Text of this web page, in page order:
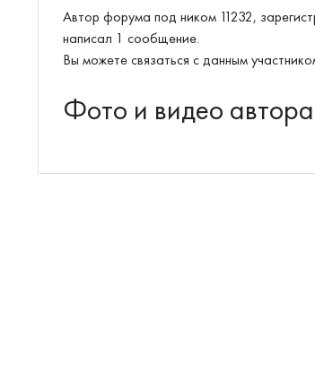
Автор форума под ником 11232,
написал 1 сообщение.
Вы можете связаться с данным
Фото и видео автора